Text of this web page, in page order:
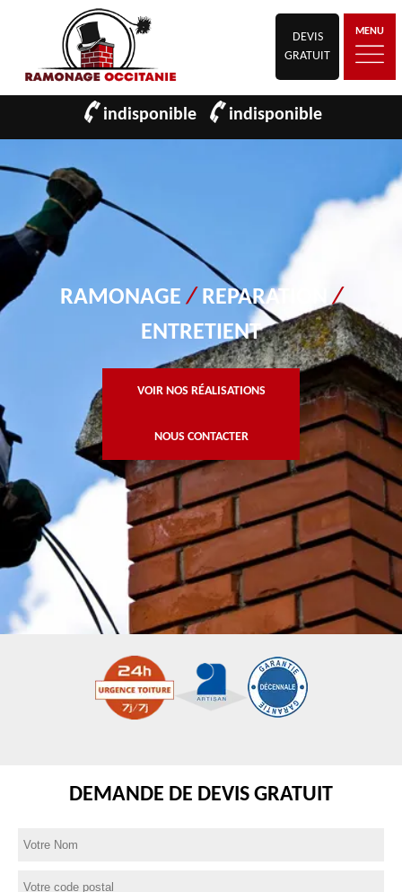
DEVIS
GRATUIT
MENU
indisponible indisponible
RAMONAGE/ REPARATION/
ENTRETIENT
VOIR NOS RÉALISATIONS
NOUS CONTACTER
DEMANDE DE DEVIS GRATUIT